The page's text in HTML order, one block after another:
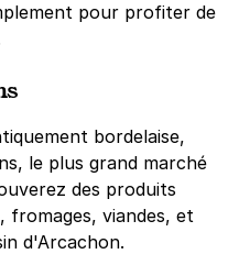
pour profiter de
bordelaise,
le plus grand marché
des produits
fromages, viandes, et
d'Arcachon.